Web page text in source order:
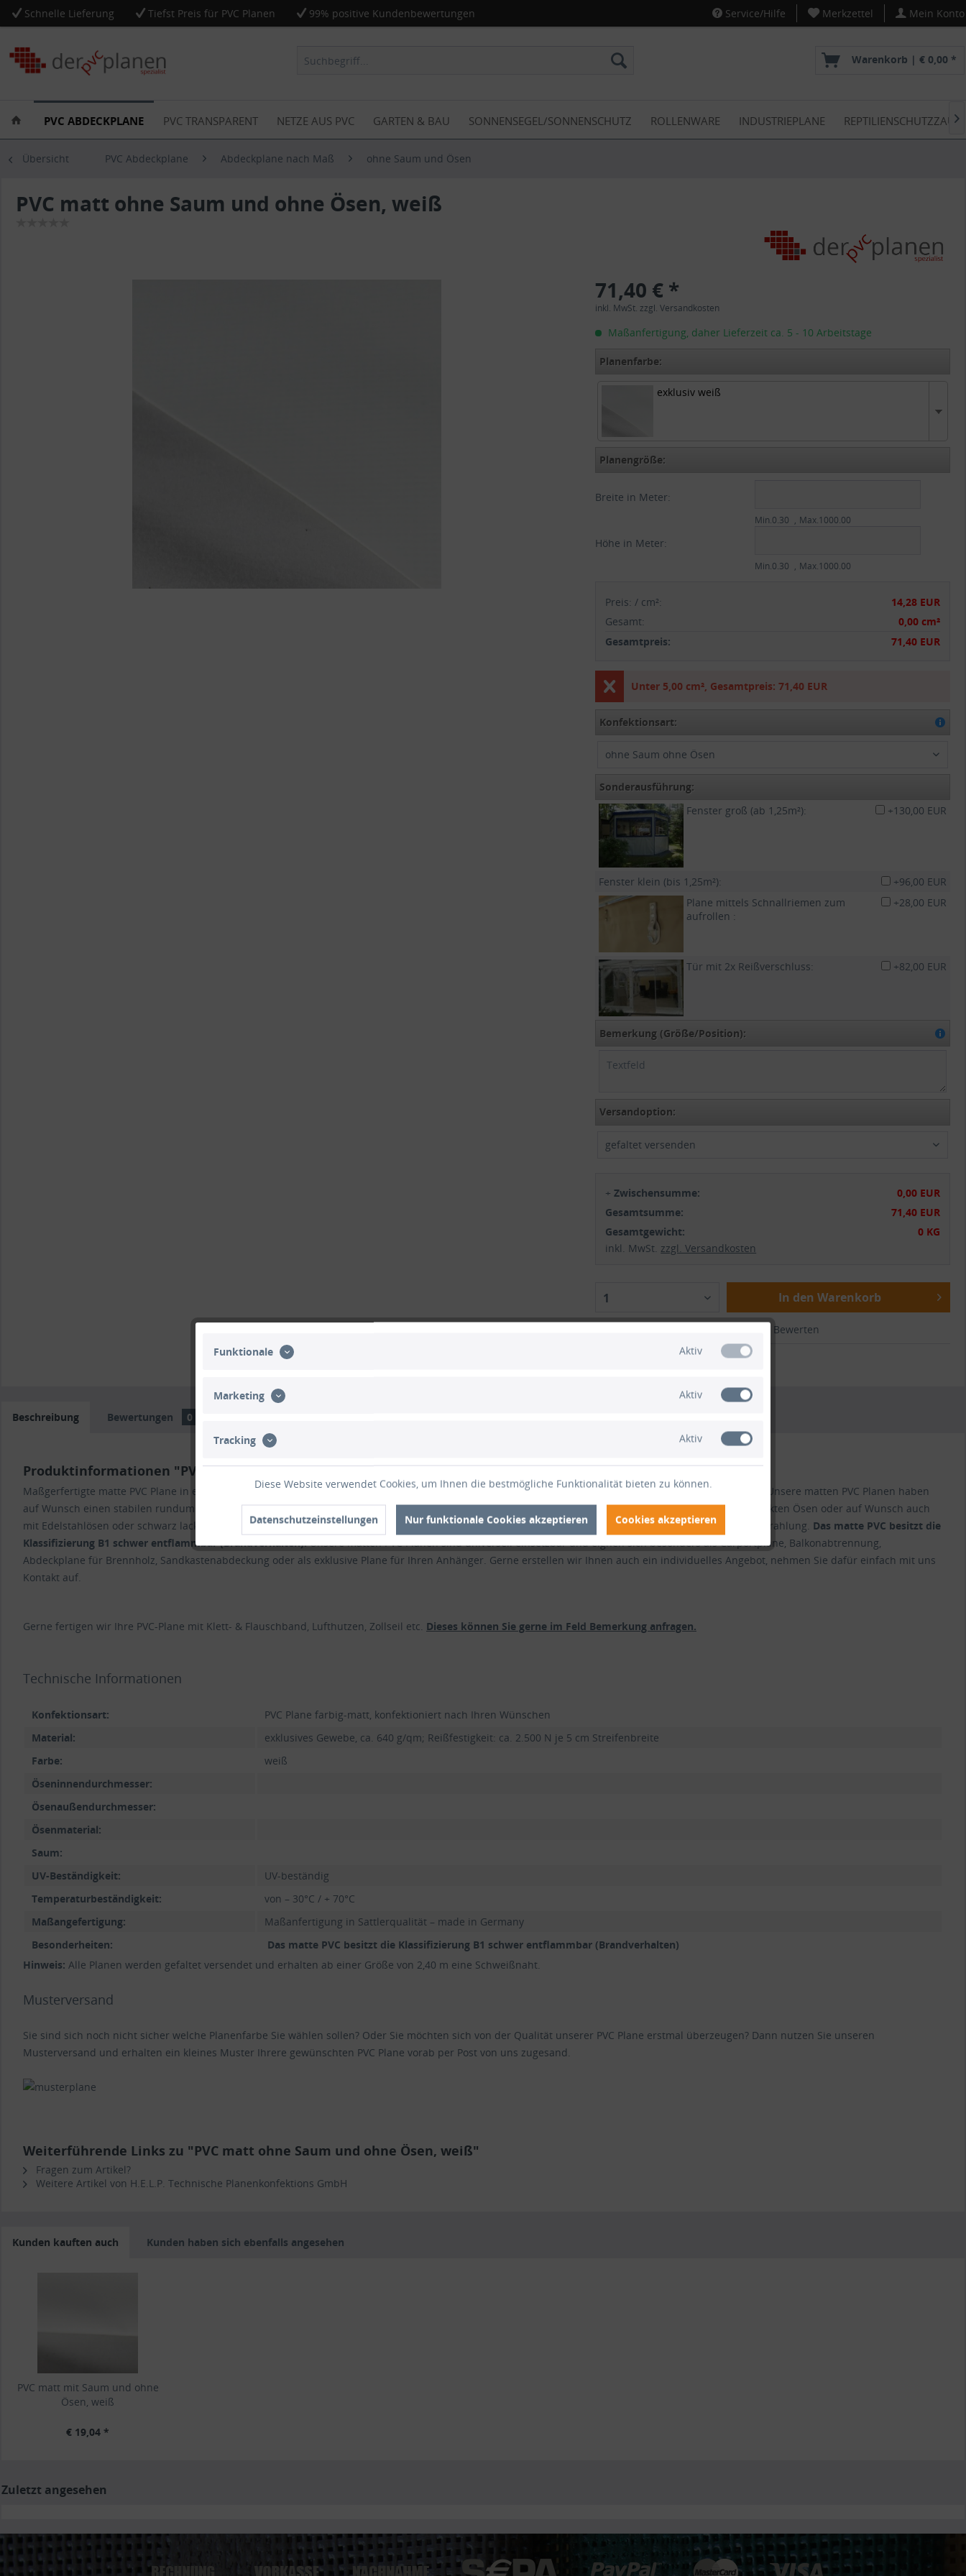
Schnelle Lieferung Tiefst Preis für PVC Planen 99% positive Kundenbewertungen Service/Hilfe Merkzettel Mein Konto
Warenkorb | € 0,00 *
PVC ABDECKPLANE PVC TRANSPARENT NETZE AUS PVC GARTEN & BAU SONNENSEGEL/SONNENSCHUTZ ROLLENWARE INDUSTRIEPLANE 
Übersicht PVC Abdeckplane Abdeckplane nach Maß ohne Saum und Ösen
PVC matt ohne Saum und ohne Ösen, weiß
71,40 € *
inkl. MwSt. zzgl. Versandkosten
Maßanfertigung, daher Lieferzeit ca. 5 - 10 Arbeitstage
Planenfarbe:
exklusiv weißexklusiv weiß
Planengröße:
Breite in Meter:
Min.0.30 Max.1000.00
Höhe in Meter:
Min.0.30 Max.1000.00
Preis: / cm²:
14,28 EUR
Gesamt:
0,00 cm²
Gesamtpreis:
71,40 EUR
Unter 5,00 cm², Gesamtpreis: 71,40 EUR
Konfektionsart:
ohne Saum ohne Ösen
Sonderausführung:
Fenster groß (ab 1,25m²):
+130,00 EUR
Fenster klein (bis 1,25m²):
+96,00 EUR
Plane mittels Schnallriemen zum
aufrollen :
+28,00 EUR
Tür mit 2x Reißverschluss: +82,00 EUR
Bemerkung (Größe/Position):
Versandoption:
gefaltet versenden
+Zwischensumme:
0,00 EUR
Gesamtsumme:
71,40 EUR
Gesamtgewicht:
0 KG
inkl. MwSt. zzgl. Versandkosten
1 In den Warenkorb
Bewerten
HO1168
Beschreibung Bewertungen 0
Produktinformationen "PVC matt ohne Saum und ohne Ösen, weiß"
Maßgerfertigte matte PVC Plane in exklusiver Planenqualität 640g/qm nach Ihren Maßen und Angaben mit Rundösen, Ovalösen und Saum konfektioniert. Unsere matten PVC Planen haben
auf Wunsch einen stabilen rundum verschweißten Saum in der Farbe der Plane, dieser ist ca. 7cm breit. Jede matte PVC Plane lässt sich bei uns mit verzinkten Ösen oder auf Wunsch auch
mit Edelstahlösen oder schwarz lackierten Ösen ausstatten. Die matte PVC Plane ist UV-beständig und somit beständig gegen Verrottung und Sonneneinstrahlung. Das matte PVC besitzt die
Klassifizierung B1 schwer entflammbar(Brandverhalten).Unsere matten PVC Planen sind universell einsetzbar und eignen sich besonders als Carportplane, Balkonabtrennung,
Abdeckplane für Brennholz, Sandkastenabdeckung oder als exklusive Plane für Ihren Anhänger. Gerne erstellen wir Ihnen auch ein individuelles Angebot, nehmen Sie dafür einfach mit uns
Kontakt auf.
Gerne fertigen wir Ihre PVC-Plane mit Klett- & Flauschband, Lufthutzen, Zollseil etc. Dieses können Sie gerne im Feld Bemerkung anfragen.
Technische Informationen
Konfektionsart:
PVC Plane farbig-matt, konfektioniert nach Ihren Wünschen
Material:
exklusives Gewebe, ca. 640 g/qm; Reißfestigkeit: ca. 2.500 N je 5 cm Streifenbreite
Farbe:
weiß
Öseninnendurchmesser:
Ösenaußendurchmesser:
Ösenmaterial:
Saum:
UV-Beständigkeit:
UV-beständig
Temperaturbeständigkeit:
von – 30°C / + 70°C
Maßangefertigung:
Maßanfertigung in Sattlerqualität – made in Germany
Besonderheiten:
Das matte PVC besitzt die Klassifizierung B1 schwer entflammbar (Brandverhalten)
Hinweis: Alle Planen werden gefaltet versendet und erhalten ab einer Größe von 2,40 m eine Schweißnaht.
Musterversand
Sie sind sich noch nicht sicher welche Planenfarbe Sie wählen sollen? Oder Sie möchten sich von der Qualität unserer PVC Plane erstmal überzeugen? Dann nutzen Sie unseren
Musterversand und erhalten ein kleines Muster Ihrere gewünschten PVC Plane vorab per Post von uns zugesand.
Weiterführende Links zu "PVC matt ohne Saum und ohne Ösen, weiß"
Fragen zum Artikel?
Weitere Artikel von H.E.L.P. Technische Planenkonfektions GmbH
Kunden kauften auch Kunden haben sich ebenfalls angesehen
PVC matt mit Saum und ohne
Ösen, weiß
€ 19,04 *
Zuletzt angesehen
Funktionale Aktiv
Marketing Aktiv
Tracking Aktiv
Diese Website verwendet Cookies, um Ihnen die bestmögliche Funktionalität bieten zu können.
Datenschutzeinstellungen Nur funktionale Cookies akzeptieren Cookies akzeptieren